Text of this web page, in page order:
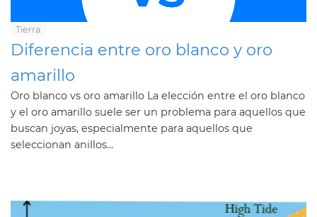
Tierra
Diferencia entre oro blanco y oro
amarillo
Oro blanco vs oro amarillo La elección entre el oro blanco
y el oro amarillo suele ser un problema para aquellos que
buscan joyas, especialmente para aquellos que
seleccionan anillos...